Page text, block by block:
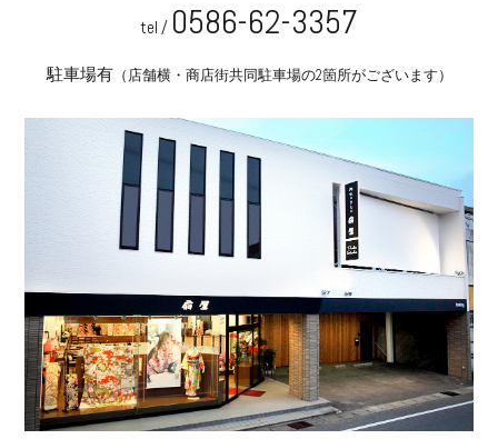
tel / 0586-62-3357
駐車場有（店舗横・商店街共同駐車場の2箇所がございます）